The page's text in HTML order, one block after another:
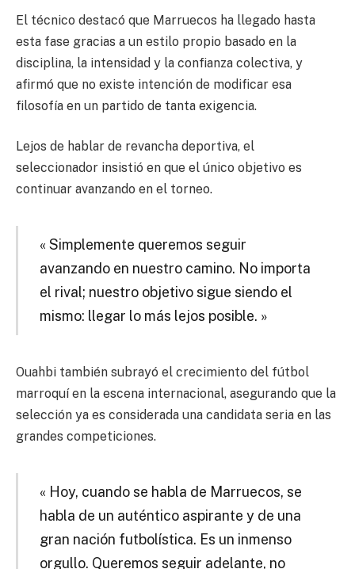
El técnico destacó que Marruecos ha llegado hasta
esta fase gracias a un estilo propio basado en la
disciplina, la intensidad y la confianza colectiva, y
afirmó que no existe intención de modificar esa
filosofía en un partido de tanta exigencia.
Lejos de hablar de revancha deportiva, el
seleccionador insistió en que el único objetivo es
continuar avanzando en el torneo.
« Simplemente queremos seguir
avanzando en nuestro camino. No importa
el rival; nuestro objetivo sigue siendo el
mismo: llegar lo más lejos posible. »
Ouahbi también subrayó el crecimiento del fútbol
marroquí en la escena internacional, asegurando que la
selección ya es considerada una candidata seria en las
grandes competiciones.
« Hoy, cuando se habla de Marruecos, se
habla de un auténtico aspirante y de una
gran nación futbolística. Es un inmenso
orgullo. Queremos seguir adelante, no